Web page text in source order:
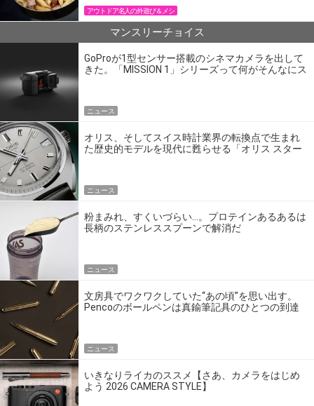
アウトドア名人の外遊び＆メシ
マンスリーチョイス
GoProが1型センサー搭載のシネマカメラを出して
きた。「MISSION 1」シリーズって何がそんなにス
ニュース
オリス、そしてスイス時計業界の転換点で生まれ
た歴史的モデルを現代に甦らせる「オリス スター
ニュース
粉まみれ、すくいづらい…。プロテインあるあるは
長柄のステンレススプーンで解消だ
ニュース
文房具でワクワクしていた“あの頃”を思い出す。
Pencoのボールペンは真鍮筆記具のひとつの到達
ニュース
いきなりライカのススメ【さあ、カメラをはじめ
よう 2026 CAMERA STYLE】